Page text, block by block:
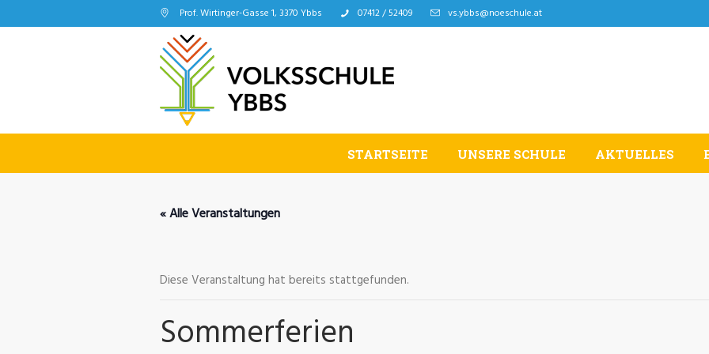
Prof. Wirtinger-Gasse 1, 3370 Ybbs 07412 / 52409 vs.ybbs@noeschule.at
STARTSEITE UNSERE SCHULE AKTUELLES
« Alle Veranstaltungen
Diese Veranstaltung hat bereits stattgefunden.
Sommerferien